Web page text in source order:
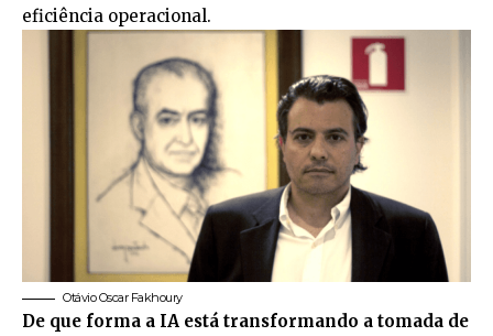
eficiência operacional.
Otávio Oscar Fakhoury
De que forma a IA está transformando a tomada de